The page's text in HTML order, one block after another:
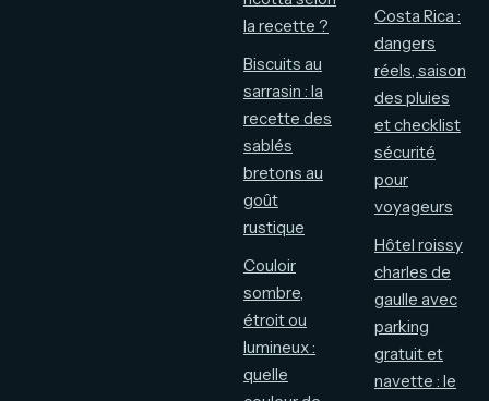
la recette ?
Biscuits au
sarrasin : la
recette des
sablés
bretons au
goût
rustique
Couloir
sombre,
étroit ou
lumineux :
quelle
Costa Rica :
dangers
réels, saison
des pluies
et checklist
sécurité
pour
voyageurs
Hôtel roissy
charles de
gaulle avec
parking
gratuit et
navette : le